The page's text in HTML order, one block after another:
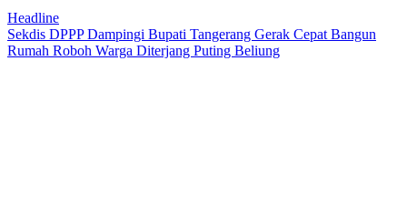
Headline
Sekdis DPPP Dampingi Bupati Tangerang Gerak Cepat Bangun
Rumah Roboh Warga Diterjang Puting Beliung